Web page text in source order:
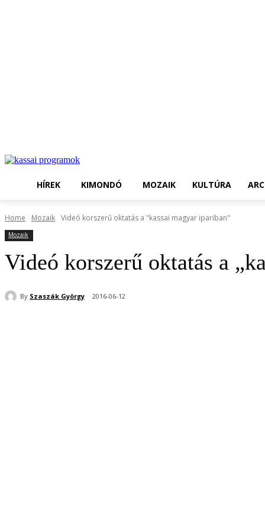
HÍREK KIMONDÓ MOZAIK KULTÚRA
Home Mozaik Videó korszerű oktatás a "kassai magyar ipariban"
Mozaik
Videó korszerű oktatás a
By Szaszák György 2016-06-12